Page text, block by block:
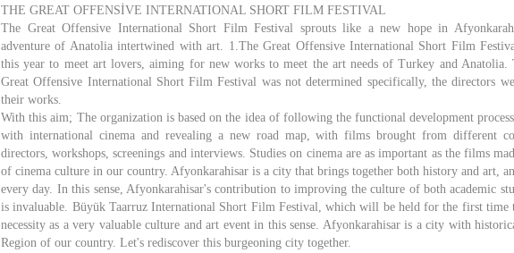
THE GREAT OFFENSİVE INTERNATIONAL SHORT FILM FESTIVAL
The Great Offensive International Short Film Festival sprouts like a new hope in
adventure of Anatolia intertwined with art. 1.The Great Offensive International Short Film
this year to meet art lovers, aiming for new works to meet the art needs of Turkey and Anatolia.
Great Offensive International Short Film Festival was not determined specifically, the directors
their works.
With this aim; The organization is based on the idea of following the functional development
with international cinema and revealing a new road map, with films brought from different
directors, workshops, screenings and interviews. Studies on cinema are as important as the films
of cinema culture in our country. Afyonkarahisar is a city that brings together both history and art,
every day. In this sense, Afyonkarahisar's contribution to improving the culture of both academic
is invaluable. Büyük Taarruz International Short Film Festival, which will be held for the first time
necessity as a very valuable culture and art event in this sense. Afyonkarahisar is a city with
Region of our country. Let's rediscover this burgeoning city together.